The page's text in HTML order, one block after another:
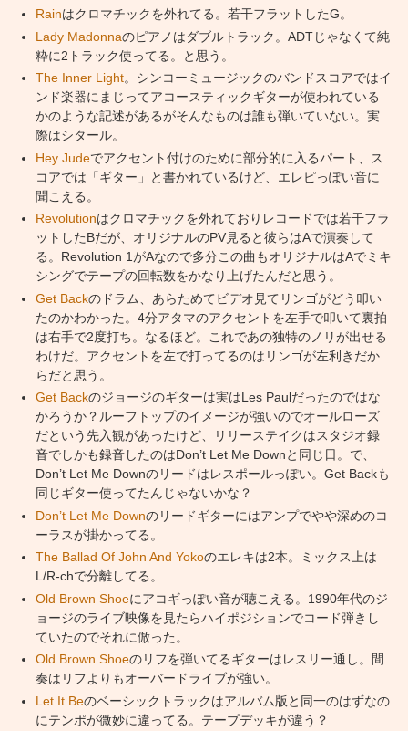
Rainはクロマチックを外れてる。若干フラットしたG。
Lady Madonnaのピアノはダブルトラック。ADTじゃなくて純
粋に2トラック使ってる。と思う。
The Inner Light。シンコーミュージックのバンドスコアではイ
ンド楽器にまじってアコースティックギターが使われている
かのような記述があるがそんなものは誰も弾いていない。実
際はシタール。
Hey Judeでアクセント付けのために部分的に入るパート、ス
コアでは「ギター」と書かれているけど、エレピっぽい音に
聞こえる。
Revolutionはクロマチックを外れておりレコードでは若干フラ
ットしたBだが、オリジナルのPV見ると彼らはAで演奏して
る。Revolution 1がAなので多分この曲もオリジナルはAでミキ
シングでテープの回転数をかなり上げたんだと思う。
Get Backのドラム、あらためてビデオ見てリンゴがどう叩い
たのかわかった。4分アタマのアクセントを左手で叩いて裏拍
は右手で2度打ち。なるほど。これであの独特のノリが出せる
わけだ。アクセントを左で打ってるのはリンゴが左利きだか
らだと思う。
Get Backのジョージのギターは実はLes Paulだったのではな
かろうか？ルーフトップのイメージが強いのでオールローズ
だという先入観があったけど、リリーステイクはスタジオ録
音でしかも録音したのはDon’t Let Me Downと同じ日。で、
Don’t Let Me Downのリードはレスポールっぽい。Get Backも
同じギター使ってたんじゃないかな？
Don’t Let Me Downのリードギターにはアンプでやや深めのコ
ーラスが掛かってる。
The Ballad Of John And Yokoのエレキは2本。ミックス上は
L/R-chで分離してる。
Old Brown Shoeにアコギっぽい音が聴こえる。1990年代のジ
ョージのライブ映像を見たらハイポジションでコード弾きし
ていたのでそれに倣った。
Old Brown Shoeのリフを弾いてるギターはレスリー通し。間
奏はリフよりもオーバードライブが強い。
Let It Beのベーシックトラックはアルバム版と同一のはずなの
にテンポが微妙に違ってる。テープデッキが違う？